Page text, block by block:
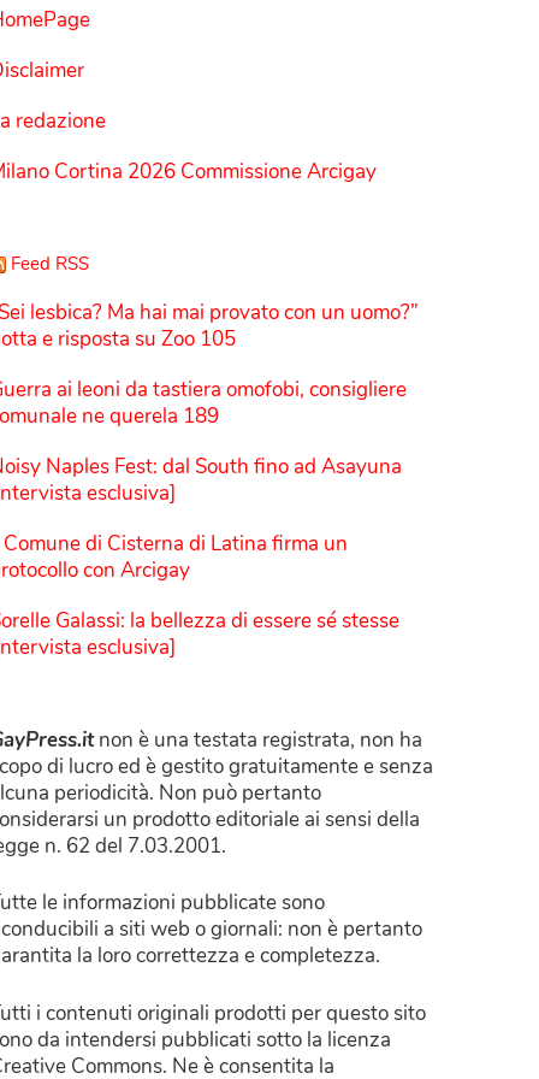
redazione
Cortina 2026 Commissione Arcigay
Feed RSS
lesbica? Ma hai mai provato con un uomo?”
e risposta su Zoo 105
ai leoni da tastiera omofobi, consigliere
ne querela 189
Naples Fest: dal South fino ad Asayuna
esclusiva]
Comune di Cisterna di Latina firma un
con Arcigay
Galassi: la bellezza di essere sé stesse
esclusiva]
non è una testata registrata, non ha
di lucro ed è gestito gratuitamente e senza
periodicità. Non può pertanto
un prodotto editoriale ai sensi della
n. 62 del 7.03.2001.
le informazioni pubblicate sono
a siti web o giornali: non è pertanto
la loro correttezza e completezza.
i contenuti originali prodotti per questo sito
da intendersi pubblicati sotto la licenza
Commons. Ne è consentita la